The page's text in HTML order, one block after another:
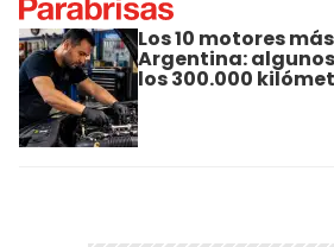
Los 10 motores
Argentina:
los 300.000